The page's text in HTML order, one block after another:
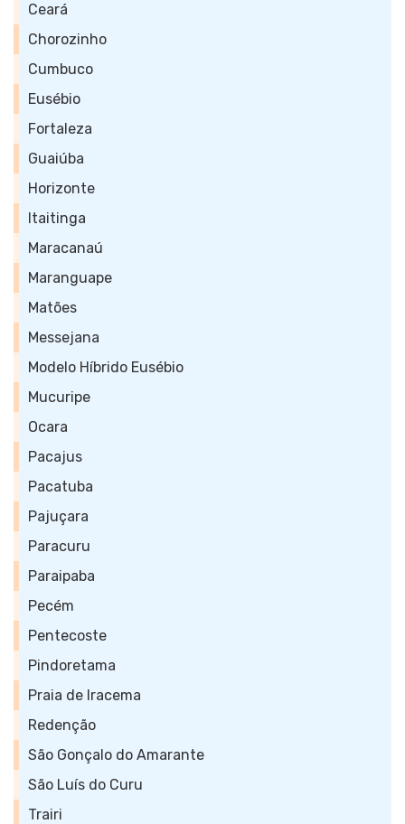
Ceará
Chorozinho
Cumbuco
Eusébio
Fortaleza
Guaiúba
Horizonte
Itaitinga
Maracanaú
Maranguape
Matões
Messejana
Modelo Híbrido Eusébio
Mucuripe
Ocara
Pacajus
Pacatuba
Pajuçara
Paracuru
Paraipaba
Pecém
Pentecoste
Pindoretama
Praia de Iracema
Redenção
São Gonçalo do Amarante
São Luís do Curu
Trairi